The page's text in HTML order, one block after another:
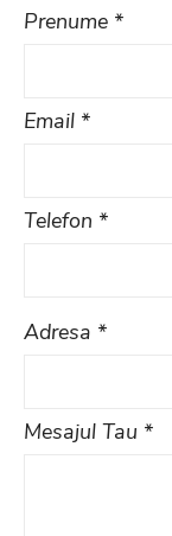
Prenume *
Email *
Telefon *
Adresa *
Mesajul Tau *